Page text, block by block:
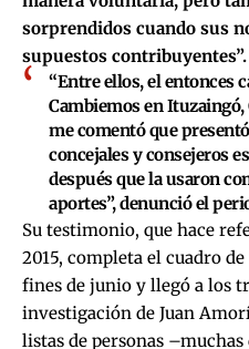
sorprendidos cuando sus
supuestos contribuyentes”.
“Entre ellos, el entonces
Cambiemos en
me comentó que
concejales y consejeros
después que la usaron
aportes”, denunció el
Su testimonio, que hace
2015, completa el cuadro
fines de junio y llegó a los
investigación de Juan
listas de personas